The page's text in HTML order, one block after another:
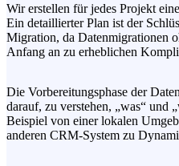
Wir erstellen für jedes Projekt
Ein detaillierter Plan ist der
Migration, da Datenmigrationen
Anfang an zu erheblichen
Die Vorbereitungsphase der
darauf, zu verstehen, „was“ und
Beispiel von einer lokalen
anderen CRM-System zu